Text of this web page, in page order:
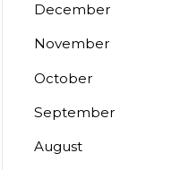
December
November
October
September
August